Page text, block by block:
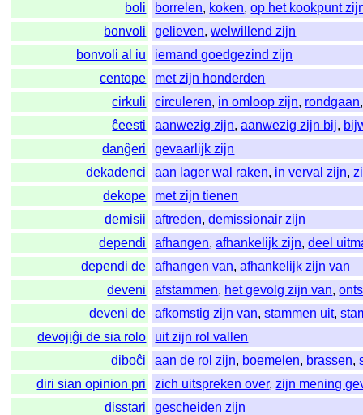
boli
borrelen, koken,op het kookpunt
bonvoli
gelieven,welwillend zijn
bonvoli al iu
iemand goedgezind zijn
centope
met zijn honderden
cirkuli
circuleren, in omloop zijn, rondgaan
ĉeesti
aanwezig zijn,aanwezig zijn bij,
danĝeri
gevaarlijk zijn
dekadenci
aan lager wal raken, in verval zijn,
dekope
met zijn tienen
demisii
aftreden,demissionair zijn
dependi
afhangen,afhankelijk zijn,deel
dependi de
afhangen van,afhankelijk zijn van
deveni
afstammen, het gevolg zijn van,
deveni de
afkomstig zijn van,stammen uit,
devojiĝi de sia rolo
uit zijn rol vallen
diboĉi
aan de rol zijn, boemelen, brassen,
diri sian opinion pri
zich uitspreken over,zijn mening
disstari
gescheiden zijn